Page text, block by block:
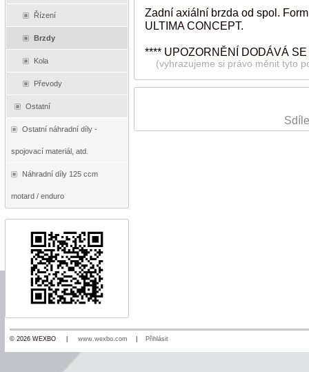
Řízení
Brzdy
Kola
Převody
Ostatní
Ostatní náhradní díly -
spojovací materiál, atd.
Náhradní díly 125 ccm
motard / enduro
Zadní axiální brzda od spol.
ULTIMA CONCEPT.
**** UPOZORNĚNÍ DODÁVÁ
(vyhrazujeme si právo měnit tyto
© 2026 WEXBO | www.wexbo.com Přihlásit